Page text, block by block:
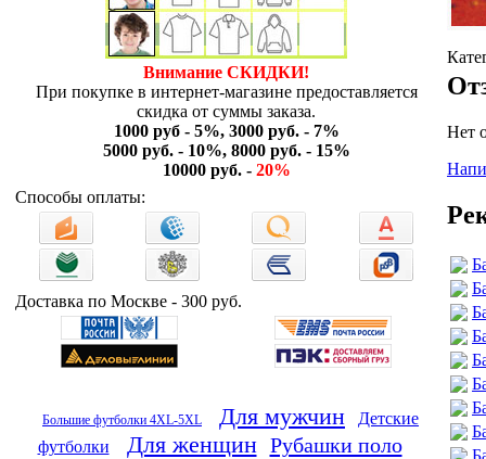
Внимание СКИДКИ!
При покупке в интернет-магазине предоставляется
скидка от суммы заказа.
1000 руб - 5%, 3000 руб. - 7%
5000 руб. - 10%, 8000 руб. - 15%
10000 руб. - 20%
Способы оплаты:
Доставка по Москве - 300 руб.
Большие футболки 4XL-5XL Для мужчин
Детские
футболки
Для женщин Рубашки поло
Нет